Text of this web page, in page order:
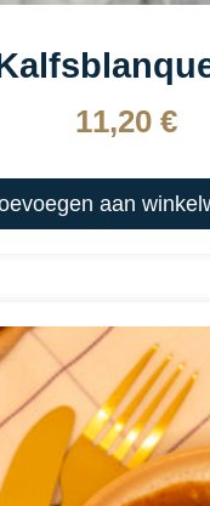
11,20 €
aan